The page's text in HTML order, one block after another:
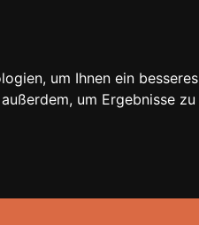
um Ihnen ein
um Ergebnisse